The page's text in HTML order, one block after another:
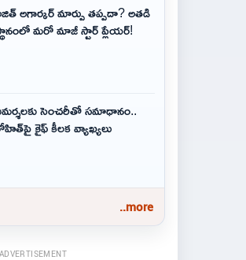
అగార్కర్‌ మార్పు తప్పదా? అతడి
మరో మాజీ స్టార్‌ ప్లేయర్‌!
సెంచరీతో సమాధానం..
కైఫ్ కీలక వ్యాఖ్యలు
..more
ADVERTISEMENT